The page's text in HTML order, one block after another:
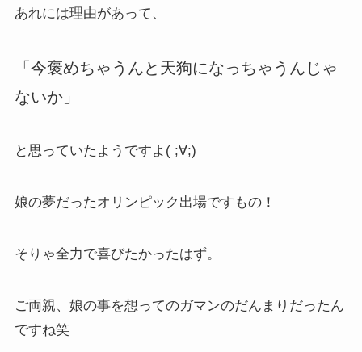
あれには理由があって、
「今褒めちゃうんと天狗になっちゃうんじゃ
ないか」
と思っていたようですよ( ;∀;)
娘の夢だったオリンピック出場ですもの！
そりゃ全力で喜びたかったはず。
ご両親、娘の事を想ってのガマンのだんまりだったん
ですね笑